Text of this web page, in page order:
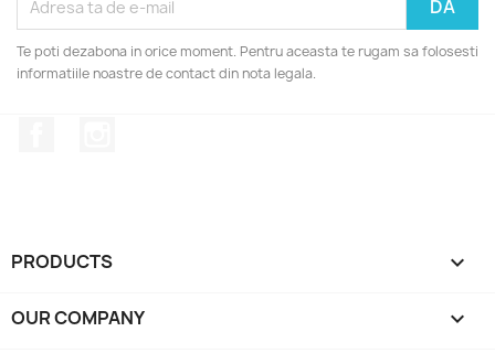
Te poti dezabona in orice moment. Pentru aceasta te rugam sa folosesti
informatiile noastre de contact din nota legala.
PRODUCTS 
OUR COMPANY 